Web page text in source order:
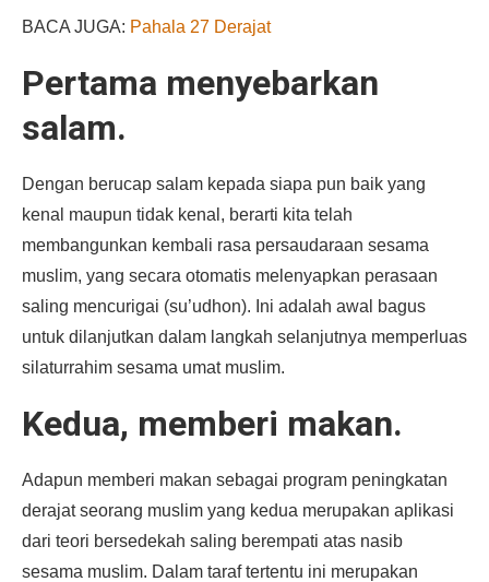
BACA JUGA: Pahala 27 Derajat
Pertama menyebarkan
salam.
Dengan berucap salam kepada siapa pun baik yang
kenal maupun tidak kenal, berarti kita telah
membangunkan kembali rasa persaudaraan sesama
muslim, yang secara otomatis melenyapkan perasaan
saling mencurigai (su’udhon). Ini adalah awal bagus
untuk dilanjutkan dalam langkah selanjutnya memperluas
silaturrahim sesama umat muslim.
Kedua, memberi makan.
Adapun memberi makan sebagai program peningkatan
derajat seorang muslim yang kedua merupakan aplikasi
dari teori bersedekah saling berempati atas nasib
sesama muslim. Dalam taraf tertentu ini merupakan